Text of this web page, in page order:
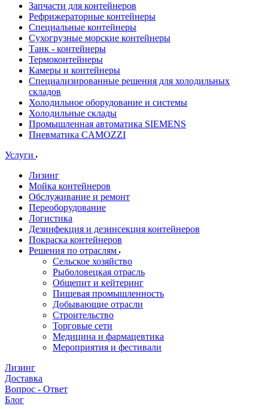
Запчасти для контейнеров
Рефрижераторные контейнеры
Специальные контейнеры
Сухогрузные морские контейнеры
Танк - контейнеры
Термоконтейнеры
Камеры и контейнеры
Специализированные решения для холодильных
складов
Холодильное оборудование и системы
Холодильные склады
Промышленная автоматика SIEMENS
Пневматика CAMOZZI
Услуги
Лизинг
Мойка контейнеров
Обслуживание и ремонт
Переоборудование
Логистика
Дезинфекция и дезинсекция контейнеров
Покраска контейнеров
Решения по отраслям
Сельское хозяйство
Рыболовецкая отрасль
Общепит и кейтеринг
Пищевая промышленность
Добывающие отрасли
Строительство
Торговые сети
Медицина и фармацевтика
Мероприятия и фестивали
Лизинг
Доставка
Вопрос - Ответ
Блог